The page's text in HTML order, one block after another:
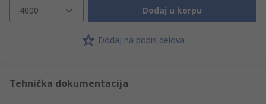
4000 Dodaj u korpu
Dodaj na popis delova
Tehnička dokumentacija